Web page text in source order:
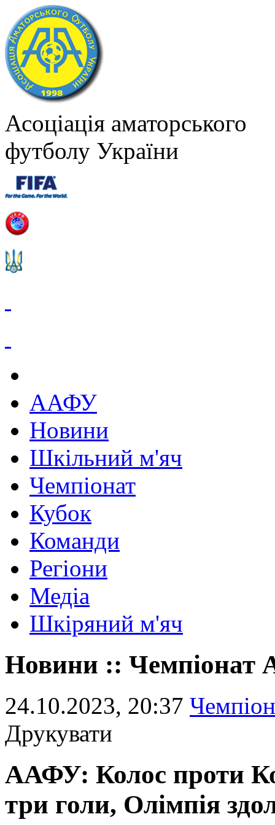
Асоціація аматорського
футболу України
ААФУ
Новини
Шкільний м'яч
Чемпіонат
Кубок
Команди
Регіони
Медіа
Шкіряний м'яч
Новини ::
24.10.2023, 20:37
Друкувати
ААФУ: Колос проти
три голи, Олімпія